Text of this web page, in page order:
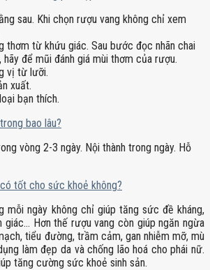
sau. Khi chọn rượu vang không chỉ xem
thơm từ khứu giác. Sau bước đọc nhãn chai
để mũi đánh giá mùi thơm của rượu.
vị từ lưỡi.
xuất.
bạn thích.
bao lâu?
vòng 2-3 ngày. Nội thành trong ngày. Hỗ
tốt cho sức khoẻ không?
mỗi ngày không chỉ giúp tăng sức đề kháng,
Hơn thế rượu vang còn giúp ngăn ngừa
tiểu đường, trầm cảm, gan nhiễm mỡ, mù
làm đẹp da và chống lão hoá cho phái nữ.
tăng cường sức khoẻ sinh sản.